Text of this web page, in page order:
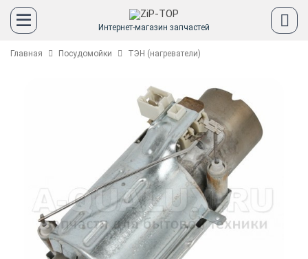
Интернет-магазин запчастей
Главная Посудомойки ТЭН (нагреватели)